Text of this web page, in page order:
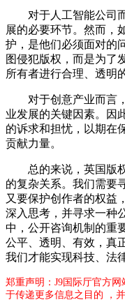
对于人工智能公司而
展的必要环节。然而，
护，是他们必须面对的
图侵犯版权，而是为了
所有者进行合理、透明
对于创意产业而言，
业发展的关键因素。因
的诉求和担忧，以期在
贡献力量。
总的来说，英国版权
的复杂关系。我们需要
又要保护创作者的权益
深入思考，并寻求一种
中，公开咨询机制的重
公平、透明、有效，真
我们才能实现科技、法
郑重声明：J9国际厅官方
于传递更多信息之目的 ，